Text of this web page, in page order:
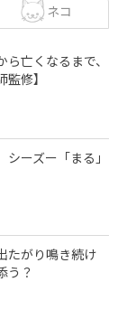
ネコ
亡くなるまで、
修】
ーズー「まる」
たがり鳴き続け
う？